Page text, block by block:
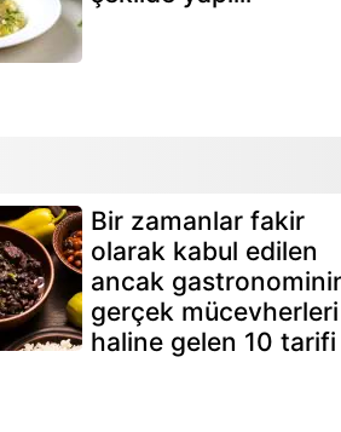
Bir zamanlar fakir
olarak kabul edilen
ancak
gerçek mücevherleri
haline gelen 10 tarifi